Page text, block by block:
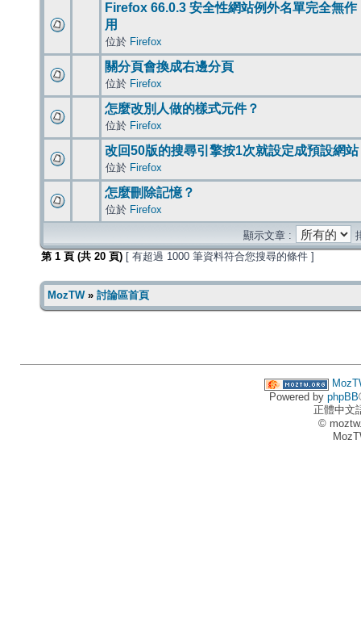
Firefox 66.0.3 安全性網站例外名單完全無作
用
位於 Firefox
關分頁會換成右邊分頁
位於 Firefox
怎麼改別人做的樣式元件？
位於 Firefox
改回50版的搜尋引擎按1次就設定成預設網站
位於 Firefox
怎麼刪除記憶？
位於 Firefox
顯示文章 :
第 1 頁 (共 20 頁) [ 有超過 1000 筆資料符合您搜尋的條件 ]
MozTW» 討論區首頁
Powered by phpBB
正體中文
©